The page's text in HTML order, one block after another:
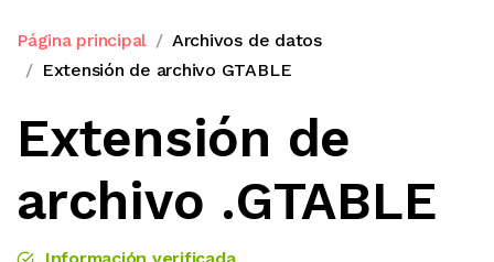
Página principal
Archivos de datos
Extensión de archivo GTABLE
Extensión de
archivo .GTABLE